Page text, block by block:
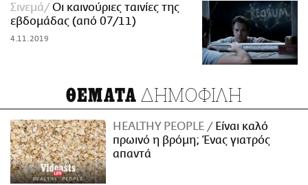
Σινεμά
Οι καινούριες ταινίες της
εβδομάδας (από 07/11)
4.11.2019
ΘΕΜΑΤΑ ΔΗΜΟΦΙΛΗ
HEALTHY PEOPLE
Είναι καλό
πρωινό η βρόμη; Ένας γιατρός
απαντά